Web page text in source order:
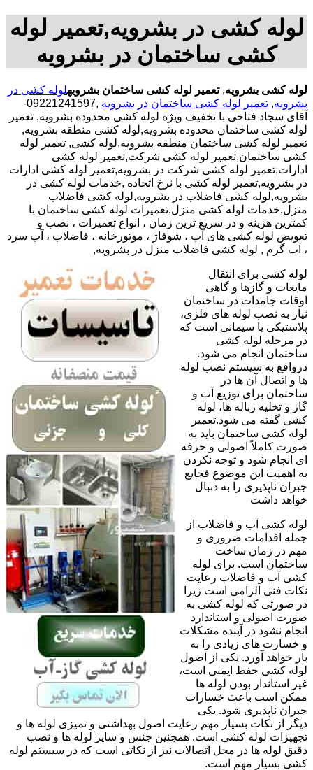
لوله کشی در بشرویه,تعمیر لوله
کشی ساختمان در بشرویه
لوله کشی بشرویه,تعمیر لوله کشی ساختمان بشرویهلوله کشی در
بشرویه, تعمیر لوله کشی ساختمان در بشرویه
,09221241597-
آقای سجاد فتاحی با تخفیف ویژه لوله کشی محدوده بشرویه, تعمیر
لوله کشی ساختمان محدوده بشرویه,لوله کشی منطقه بشرویه,
تعمیر لوله کشی ساختمان منطقه بشرویه,لوله کشی, تعمیر لوله
کشی ساختمان,تعمیر لوله کشی شرکت,تعمیر لوله کشی
ادارات,تعمیر لوله کشی شرکت در بشرویه,تعمیر لوله کشی ادارات
در بشرویه,تعمیر لوله کشی با نرخ اتحاده ,خدمات لوله کشی در
بشرویه,لوله کشی فاضلاب در بشرویه,لوله کشی فاضلاب
منزل,خدمات لوله کشی منزل,تعمیرات لوله کشی ساختمان با
کمترین هزینه و در سریع ترین زمان ، انواع تعمیرات ، نصب و
تعویض لوله کشی های آب ، شوفاژ ، موتورخانه ، فاضلاب ، آب سرد
، آب گرم , لوله کشی فاضلاب منزل در بشرویه,
لوله کشی برای انتقال
مایعات و گازها و گاهی
اوقات جامدات در ساختمان
نیاز به نصب لوله های فلزی،
پلاستیکی یا سیمانی است که
در مرحله لوله کشی
ساختمان انجام می شود.
درواقع به سیستم نصب لوله
ها و اتصال آن ها در
ساختمان برای توزیع آب و
گاز و تخلیه زباله ها، لوله
کشی گفته می شود.تعمیر
لوله کشی ساختمان باید به
صورت کاملاً اصولی و حرفه
ای انجام شود و توجه نکردن
به اهمیت این موضوع فجایع
جبران ناپذیری را به دنبال
خواهد داشت
لوله کشی آب و فاضلاب از
جمله اقدامات ضروری و
مهم در زمان ساخت
ساختمان است. برای لوله
کشی آب و فاضلاب رعایت
نکات فنی الزامی است زیرا
در صورتی که لوله کشی به
صورت اصولی و استاندارد
انجام نشود در آینده مشکلات
و خسارت های زیادی را به
بار خواهد آورد. یکی از اصول
لوله کشی حفظ ایمنی است،
غیر استاندار بودن لوله ها
ممکن است باعث خسارات
جبران ناپذیری شود. یکی
دیگر از نکات بسیار مهم رعایت اصول بهداشتی و تمیزی لوله ها و
تجهیزات لوله کشی است. همچنین جنس و سایز لوله ها و نصب
دقیق لوله ها در محل اتصالات نیز از نکاتی است که در سیستم لوله
کشی بسیار مهم است.